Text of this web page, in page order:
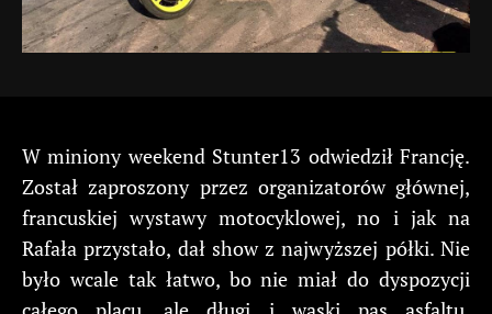
W miniony weekend Stunter13 odwiedził Francję.
Został zaproszony przez organizatorów głównej,
francuskiej wystawy motocyklowej, no i jak na
Rafała przystało, dał show z najwyższej półki. Nie
było wcale tak łatwo, bo nie miał do dyspozycji